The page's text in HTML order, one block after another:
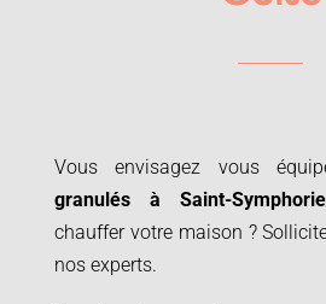
Vous envisagez vous
granulés à Saint-
chauffer votre maison ?
nos experts.